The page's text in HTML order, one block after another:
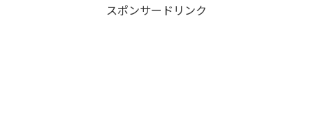
スポンサードリンク